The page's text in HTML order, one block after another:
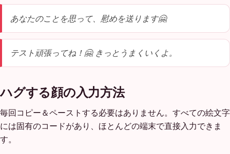
あなたのことを思って、慰めを送ります🤗
テスト頑張ってね！🤗 きっとうまくいくよ。
ハグする顔の入力方法
毎回コピー＆ペーストする必要はありません。すべての絵文字
には固有のコードがあり、ほとんどの端末で直接入力できま
す。